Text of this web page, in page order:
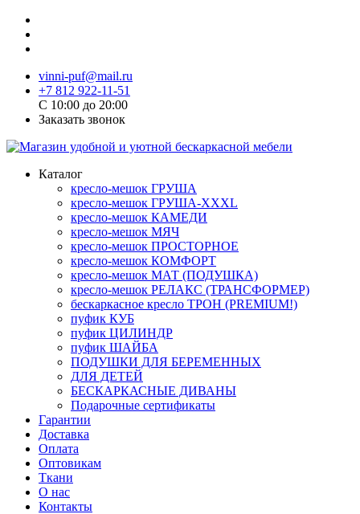
vinni-puf@mail.ru
+7 812 922-11-51
C 10:00 до 20:00
Заказать звонок
Каталог
кресло-мешок ГРУША
кресло-мешок ГРУША-XXXL
кресло-мешок КАМЕДИ
кресло-мешок МЯЧ
кресло-мешок ПРОСТОРНОЕ
кресло-мешок КОМФОРТ
кресло-мешок МАТ (ПОДУШКА)
кресло-мешок РЕЛАКС (ТРАНСФОРМЕР)
бескаркасное кресло ТРОН (PREMIUM!)
пуфик КУБ
пуфик ЦИЛИНДР
пуфик ШАЙБА
ПОДУШКИ ДЛЯ БЕРЕМЕННЫХ
ДЛЯ ДЕТЕЙ
БЕСКАРКАСНЫЕ ДИВАНЫ
Подарочные сертификаты
Гарантии
Доставка
Оплата
Оптовикам
Ткани
О нас
Контакты